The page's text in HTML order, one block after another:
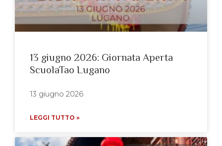
13 giugno 2026: Giornata Aperta
ScuolaTao Lugano
13 giugno 2026
LEGGI TUTTO »